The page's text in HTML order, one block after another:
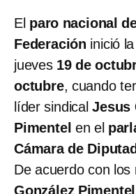
El paro nacional
Federación inició
jueves 19 de
octubre, cuando
líder sindical Jesus
Pimentel en el
Cámara de
De acuerdo con los
González Pimentel